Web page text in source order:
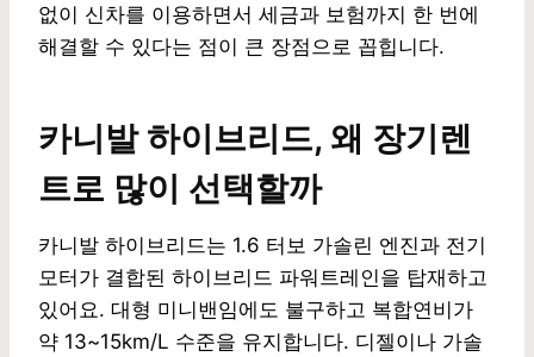
없이 신차를 이용하면서 세금과 보험까지 한 번에
해결할 수 있다는 점이 큰 장점으로 꼽힙니다.
카니발 하이브리드, 왜 장기렌
트로 많이 선택할까
카니발 하이브리드는 1.6 터보 가솔린 엔진과 전기
모터가 결합된 하이브리드 파워트레인을 탑재하고
있어요. 대형 미니밴임에도 불구하고 복합연비가
약 13~15km/L 수준을 유지합니다. 디젤이나 가솔